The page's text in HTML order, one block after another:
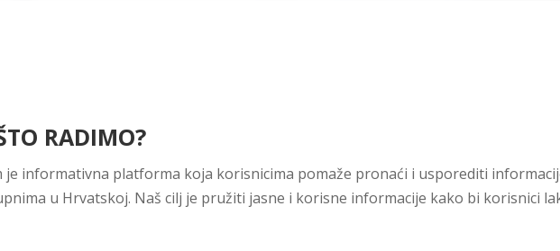
RADIMO?
je informativna platforma koja korisnicima pomaže pronaći i usporediti
u Hrvatskoj. Naš cilj je pružiti jasne i korisne informacije kako bi korisnici